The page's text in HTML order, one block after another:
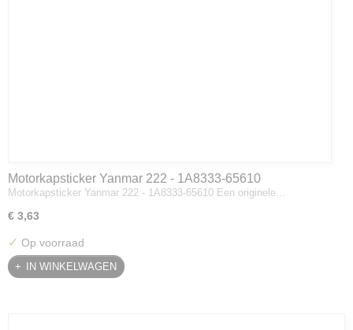
Motorkapsticker Yanmar 222 - 1A8333-65610
Motorkapsticker Yanmar 222 - 1A8333-65610 Een originele…
€ 3,63
✓ Op voorraad
IN WINKELWAGEN